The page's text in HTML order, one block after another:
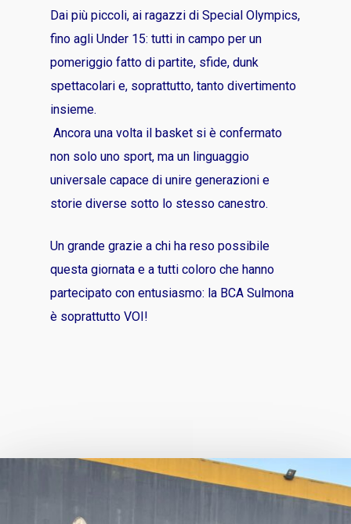
Dai più piccoli, ai ragazzi di Special Olympics,
fino agli Under 15: tutti in campo per un
pomeriggio fatto di partite, sfide, dunk
spettacolari e, soprattutto, tanto divertimento
insieme.
Ancora una volta il basket si è confermato
non solo uno sport, ma un linguaggio
universale capace di unire generazioni e
storie diverse sotto lo stesso canestro.
Un grande grazie a chi ha reso possibile
questa giornata e a tutti coloro che hanno
partecipato con entusiasmo: la BCA Sulmona
è soprattutto VOI!